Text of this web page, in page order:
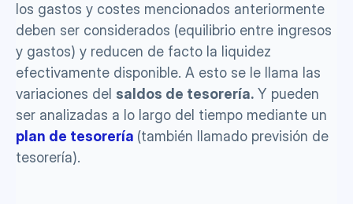
los gastos y costes mencionados anteriormente
deben ser considerados (equilibrio entre ingresos
y gastos) y reducen de facto la liquidez
efectivamente disponible. A esto se le llama las
variaciones del saldos de tesorería. Y pueden
ser analizadas a lo largo del tiempo mediante un
plan de tesorería (también llamado previsión de
tesorería).